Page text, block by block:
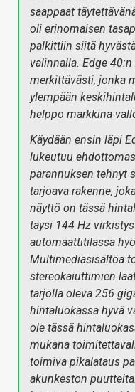
saappaat
oli erinomaisen
palkittiin siitä
valinnalla. Edge
merkittävästi, jonka
ylempään
helppo markkina
Käydään ensin läpi
lukeutuu
parannuksen tehnyt
tarjoava rakenne,
näyttö on tässä
täysi 144 Hz
automaattitilassa
Multimediasisältöä
stereokaiuttimien
tarjolla oleva 256
hintaluokassa hyvä
ole tässä
mukana
toimiva pikalataus
akunkeston